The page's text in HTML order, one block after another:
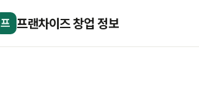
프 프랜차이즈 창업 정보